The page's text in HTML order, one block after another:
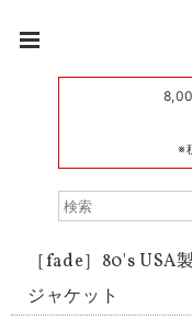
※
［fade］80's USA
ジャケット